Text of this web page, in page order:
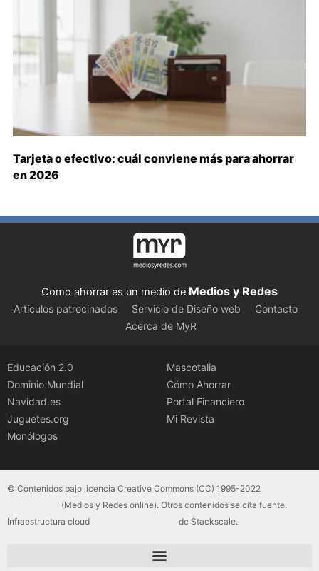
Tarjeta o efectivo: cuál conviene más para ahorrar
en 2026
Como ahorrar es un medio de Medios y Redes
Artículos patrocinados Servicio de Diseño web
Contacto
Acerca de MyR
Educación 2.0
Dominio Mundial
Navidad.es
Juguetes.org
Monólogos
Mascotalia
Cómo Ahorrar
Portal Financiero
Mi Revista
© Contenidos bajo licencia Creative Commons (CC) 1995-2022
(Medios y Redes online). Otros contenidos se cita fuente.
Infraestructura cloud
de Stackscale.